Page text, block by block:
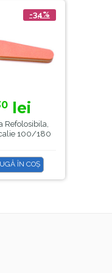
-34%
lei
Refolosibila,
100/180
ÎN COȘ